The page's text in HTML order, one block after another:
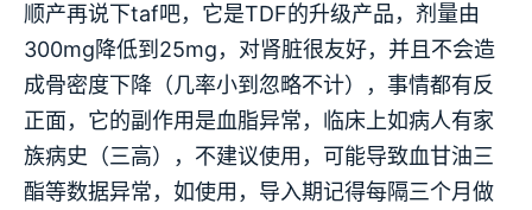
顺产再说下taf吧，它是TDF的升级产品，剂量由
300mg降低到25mg，对肾脏很友好，并且不会造
成骨密度下降（几率小到忽略不计），事情都有反
正面，它的副作用是血脂异常，临床上如病人有家
族病史（三高），不建议使用，可能导致血甘油三
酯等数据异常，如使用，导入期记得每隔三个月做